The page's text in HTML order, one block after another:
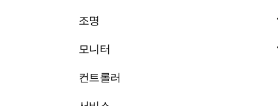
조명
모니터
컨트롤러